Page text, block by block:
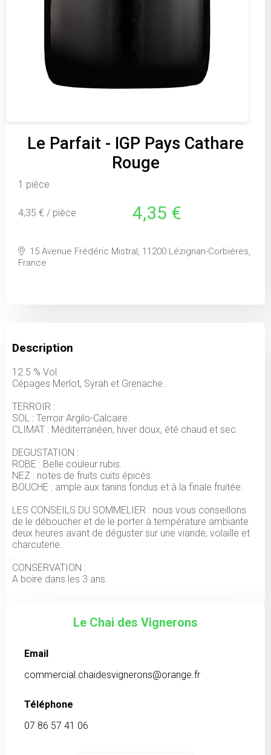
Le Parfait - IGP Pays Cathare
Rouge
1 pièce
4,35 € / pièce 4,35 €
15 Avenue Frédéric Mistral, 11200 Lézignan-Corbières,
France
Description
12.5 % Vol.
Cépages Merlot, Syrah et Grenache.
TERROIR :
SOL : Terroir Argilo-Calcaire.
CLIMAT : Méditerranéen, hiver doux, été chaud et sec.
DEGUSTATION :
ROBE : Belle couleur rubis.
NEZ : notes de fruits cuits épicés.
BOUCHE : ample aux tanins fondus et à la finale fruitée.
LES CONSEILS DU SOMMELIER : nous vous conseillons
de le déboucher et de le porter à température ambiante
deux heures avant de déguster sur une viande, volaille et
charcuterie.
.
CONSERVATION :
Le Chai des Vignerons
Email
commercial.chaidesvignerons@orange.fr
Téléphone
07 86 57 41 06